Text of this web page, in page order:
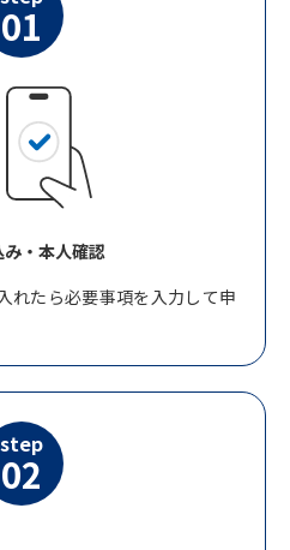
01
み・本人確認
れたら必要事項を入力して申
step
02